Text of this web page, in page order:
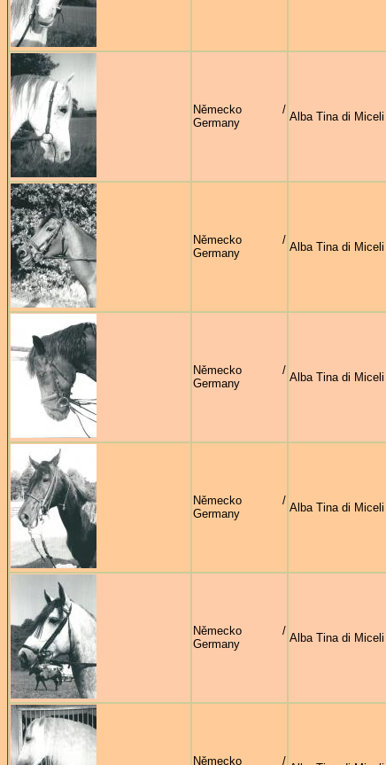
Německo /
Germany
Alba Tina di Miceli
Německo /
Germany
Alba Tina di Miceli
Německo /
Germany
Alba Tina di Miceli
Německo /
Germany
Alba Tina di Miceli
Německo /
Germany
Alba Tina di Miceli
Německo /